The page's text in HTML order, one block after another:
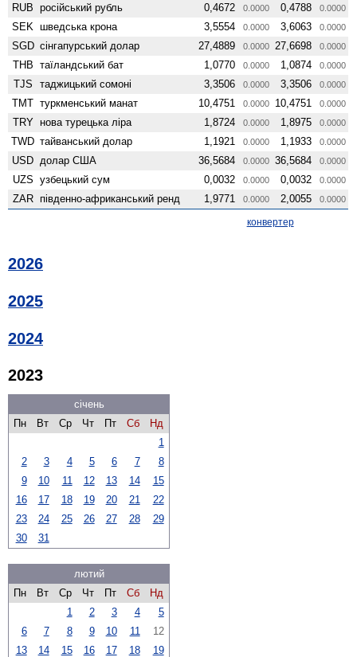
RUB російський рубль 0,4672 0.0000 0,4788 0.0000
SEK шведська крона 3,5554 0.0000 3,6063 0.0000
SGD сінгапурський долар 27,4889 0.0000 27,6698 0.0000
THB таїландський бат 1,0770 0.0000 1,0874 0.0000
TJS таджицький сомоні 3,3506 0.0000 3,3506 0.0000
TMT туркменський манат 10,4751 0.0000 10,4751 0.0000
TRY нова турецька ліра 1,8724 0.0000 1,8975 0.0000
TWD тайванський долар 1,1921 0.0000 1,1933 0.0000
USD долар США 36,5684 0.0000 36,5684 0.0000
UZS узбецький сум 0,0032 0.0000 0,0032 0.0000
ZAR південно-африканський ренд 1,9771 0.0000 2,0055 0.0000
конвертер
2026
2025
2024
2023
січень
Пн
Вт Ср Чт Пт Сб
Нд
1
2
3 4 5 6 7
8
9
10 11 12 13 14
15
16
17 18 19 20 21
22
23
24 25 26 27 28
29
30
31
лютий
Пн
Вт Ср Чт Пт Сб
Нд
1
2 3 4
5
6
7 8 9 10 11
12
13
14 15 16 17 18 19